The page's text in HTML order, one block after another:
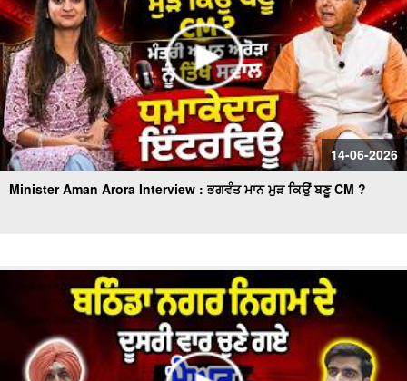
14-06-2026
Minister Aman Arora Interview : ਭਗਵੰਤ ਮਾਨ ਮੁੜ ਕਿਉਂ ਬਣੂ CM ?